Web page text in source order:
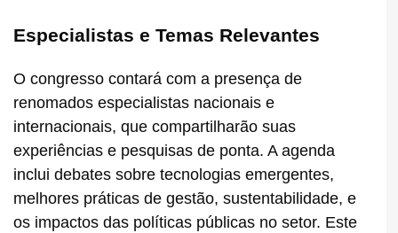
Especialistas e Temas Relevantes
O congresso contará com a presença de
renomados especialistas nacionais e
internacionais, que compartilharão suas
experiências e pesquisas de ponta. A agenda
inclui debates sobre tecnologias emergentes,
melhores práticas de gestão, sustentabilidade, e
os impactos das políticas públicas no setor. Este